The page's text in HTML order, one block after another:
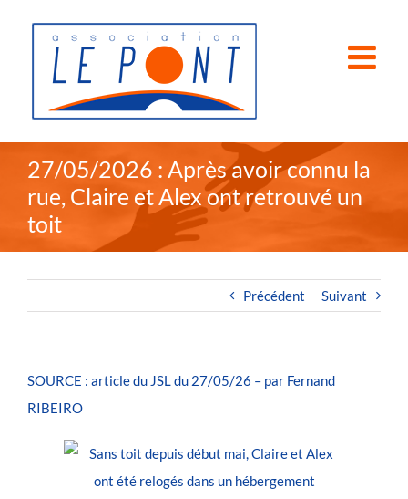
27/05/2026 : Après avoir connu la
rue, Claire et Alex ont retrouvé un
toit
Précédent Suivant
SOURCE : article du JSL du 27/05/26 – par Fernand
RIBEIRO